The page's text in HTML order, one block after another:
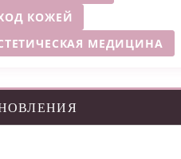
КОЖЕЙ
МЕДИЦИНА